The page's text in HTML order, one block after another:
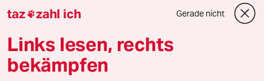
Downloads für Abonnierende
© 2026 taz Verlags und Vertriebs GmbH
taz zahl ich Gerade nicht
Links lesen, rechts
bekämpfen